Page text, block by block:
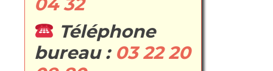
Téléphone
bureau : 03 22 20